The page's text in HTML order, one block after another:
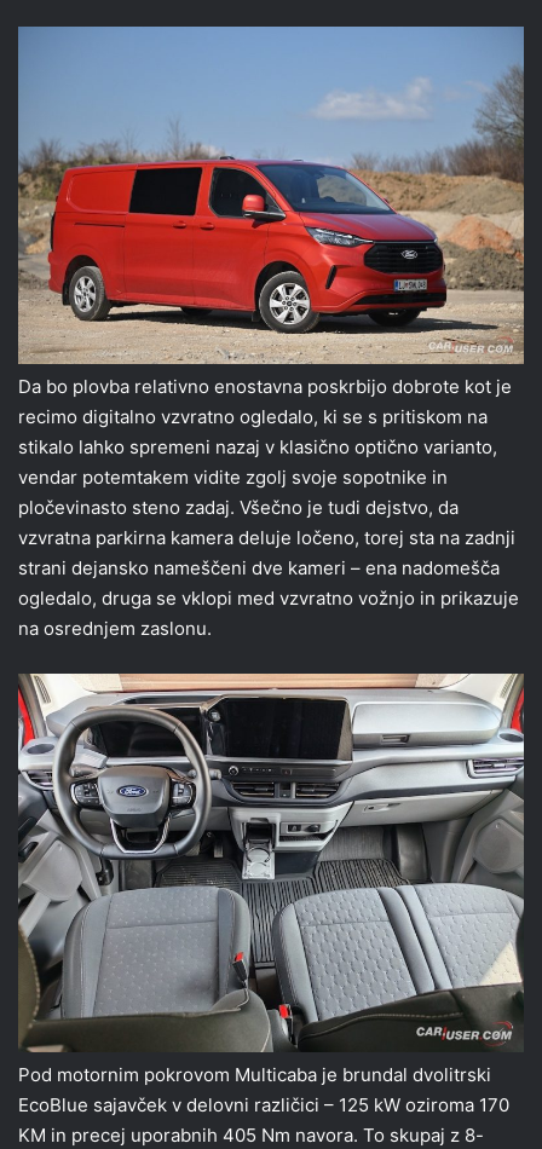
Da bo plovba relativno enostavna poskrbijo dobrote kot je
recimo digitalno vzvratno ogledalo, ki se s pritiskom na
stikalo lahko spremeni nazaj v klasično optično varianto,
vendar potemtakem vidite zgolj svoje sopotnike in
pločevinasto steno zadaj. Všečno je tudi dejstvo, da
vzvratna parkirna kamera deluje ločeno, torej sta na zadnji
strani dejansko nameščeni dve kameri – ena nadomešča
ogledalo, druga se vklopi med vzvratno vožnjo in prikazuje
na osrednjem zaslonu.
Pod motornim pokrovom Multicaba je brundal dvolitrski
EcoBlue sajavček v delovni različici – 125 kW oziroma 170
KM in precej uporabnih 405 Nm navora. To skupaj z 8-